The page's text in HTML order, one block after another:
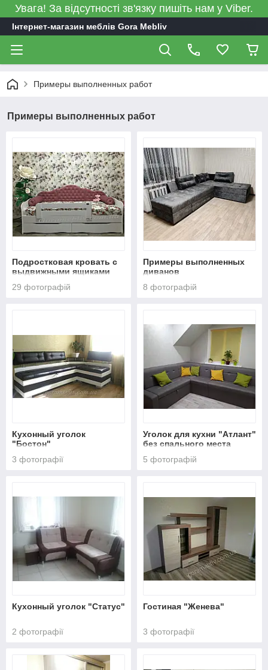
Увага! За відсутності зв'язку пишіть нам у Viber.
Інтернет-магазин меблів Gora Mebliv
Примеры выполненных работ
Примеры выполненных работ
Подростковая кровать с
выдвижными ящиками
29 фотографій
Примеры выполненных
диванов
8 фотографій
Кухонный уголок
"Бостон"
3 фотографії
Уголок для кухни "Атлант"
без спального места
5 фотографій
Кухонный уголок "Статус"
2 фотографії
Гостиная "Женева"
3 фотографії